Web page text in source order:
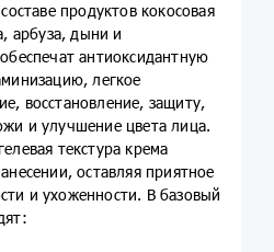
продуктов кокосовая
арбуза, дыни и
антиоксидантную
легкое
восстановление, защиту,
и улучшение цвета лица.
текстура крема
оставляя приятное
и ухоженности. В базовый